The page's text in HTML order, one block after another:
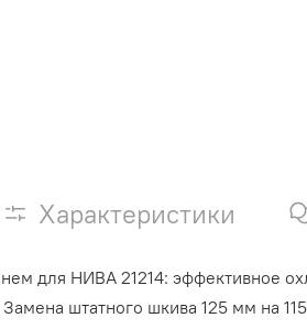
Характеристики
для НИВА 21214: эффективное
штатного шкива 125 мм на